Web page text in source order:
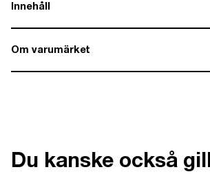
Innehåll
Om varumärket
Du kanske också